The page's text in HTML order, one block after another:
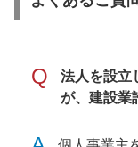
Q
法人を設立
が、建設業